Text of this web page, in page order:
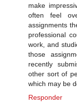
make
often feel
assignments
professional
work, and
those
recently
other sort of
which may be
Responder